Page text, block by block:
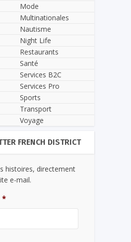
Mode
Multinationales
Nautisme
Night Life
Restaurants
Santé
Services B2C
Services Pro
Sports
Transport
Voyage
FRENCH DISTRICT
histoires, directement
e-mail.
*